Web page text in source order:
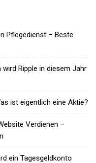
Pflegedienst – Beste
Ripple in diesem Jahr
ist eigentlich eine Aktie?
Verdienen –
ein Tagesgeldkonto